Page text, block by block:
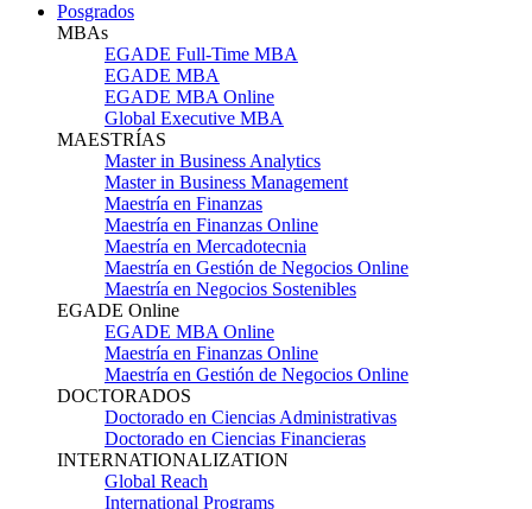
Posgrados
MBAs
EGADE Full-Time MBA
EGADE MBA
EGADE MBA Online
Global Executive MBA
MAESTRÍAS
Master in Business Analytics
Master in Business Management
Maestría en Finanzas
Maestría en Finanzas Online
Maestría en Mercadotecnia
Maestría en Gestión de Negocios Online
Maestría en Negocios Sostenibles
EGADE Online
EGADE MBA Online
Maestría en Finanzas Online
Maestría en Gestión de Negocios Online
DOCTORADOS
Doctorado en Ciencias Administrativas
Doctorado en Ciencias Financieras
INTERNATIONALIZATION
Global Reach
International Programs